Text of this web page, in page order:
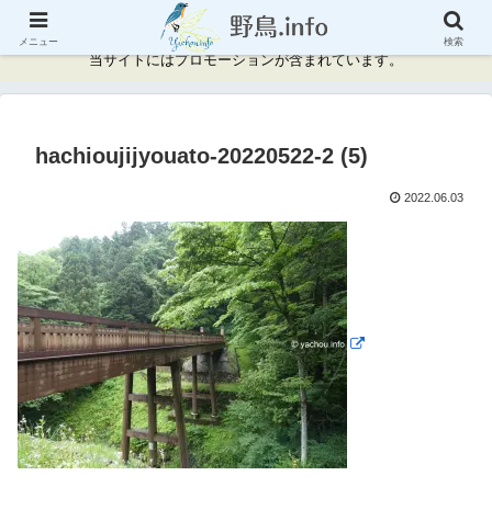
神奈川県周辺の野鳥情報と記録
当サイトにはプロモーションが含まれています。
hachioujijyouato-20220522-2 (5)
2022.06.03
メニュー 検索